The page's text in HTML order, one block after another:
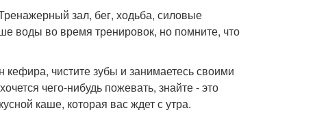
зал, бег, ходьба, силовые
воды во время тренировок, но помните, что
кефира, чистите зубы и занимаетесь своими
чего-нибудь пожевать, знайте - это
каше, которая вас ждет с утра.